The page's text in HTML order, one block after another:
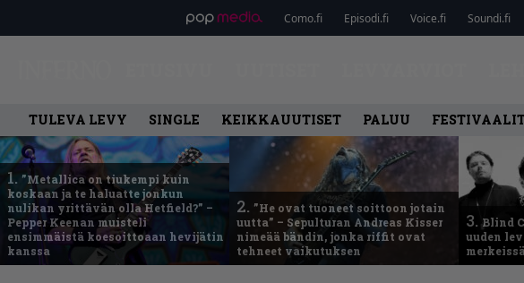
Como.fi Episodi.fi Voice.fi Soundi.fi
TULEVA LEVY SINGLE KEIKKAUUTISET PALUU
1. ”Metallica on tiukempi kuin
koskaan ja te haluatte jonkun
nulikan yrittävän olla Hetfield?” –
Pepper Keenan muisteli
ensimmäistä koesoittoaan hevijätin
kanssa
2. ”He ovat tuoneet soittoon jotain
uutta” – Sepulturan Andreas Kisser
nimeää bändin, jonka riffit ovat
tehneet vaikutuksen
3.Blind
uuden
merkeissä